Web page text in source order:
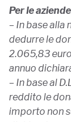
Per le
– In base alla
dedurre le
2.065,83
annuo
– In base al
reddito le
importo non